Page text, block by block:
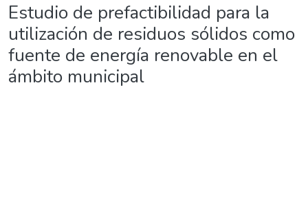
Estudio de prefactibilidad para la
utilización de residuos sólidos como
fuente de energía renovable en el
ámbito municipal